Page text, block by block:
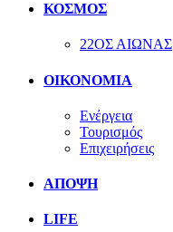
ΚΟΣΜΟΣ
22ΟΣ ΑΙΩΝΑΣ
ΟΙΚΟΝΟΜΙΑ
Ενέργεια
Τουρισμός
Επιχειρήσεις
ΑΠΟΨΗ
LIFE